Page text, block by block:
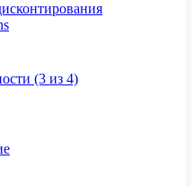
(3 из 4)